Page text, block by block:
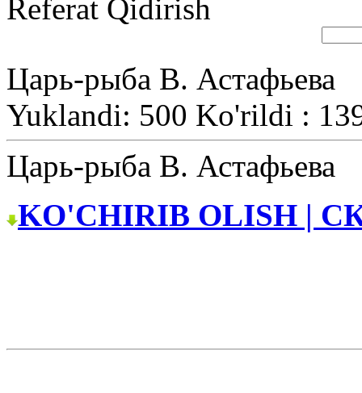
Referat Qidirish
Царь-рыба В. Астафьева
Yuklandi: 500 Ko'rildi :
Царь-рыба В. Астафьева
KO'CHIRIB OLISH |